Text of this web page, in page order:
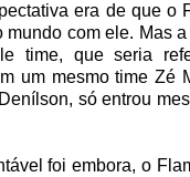
era de que o
mundo com ele. Mas
time, que seria
um mesmo time Zé
só entrou
foi embora, o